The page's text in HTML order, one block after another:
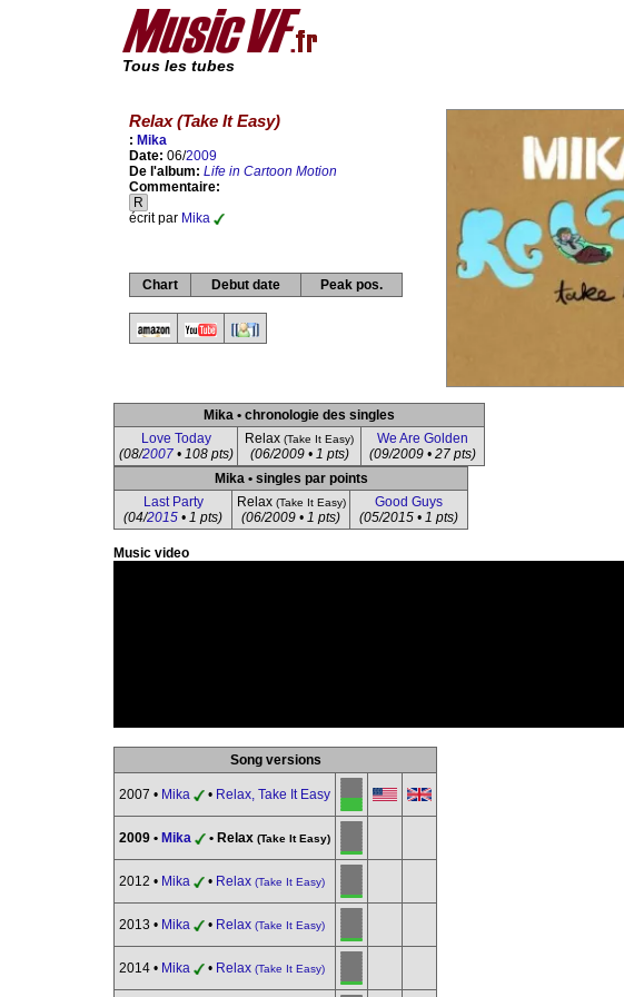
Tous les tubes
Relax (Take It Easy)
: Mika
Date: 06/2009
De l'album: Life in Cartoon Motion
Commentaire:
R
écrit par Mika
Chart Debut date Peak pos.
Mika • chronologie des singles
Love Today
(08/2007• 108 pts)
Relax (Take It Easy)
(06/2009 • 1 pts)
We Are Golden
(09/2009 • 27 pts)
Mika • singles par points
Last Party
(04/2015 • 1 pts)
Relax (Take It Easy)
(06/2009 • 1 pts)
Good Guys
(05/2015 • 1 pts)
Music video
Song versions
2007 • Mika • Relax, Take It Easy
2009 • Mika • Relax (Take It Easy)
2012 • Mika • Relax (Take It Easy)
2013 • Mika • Relax (Take It Easy)
2014 • Mika • Relax (Take It Easy)